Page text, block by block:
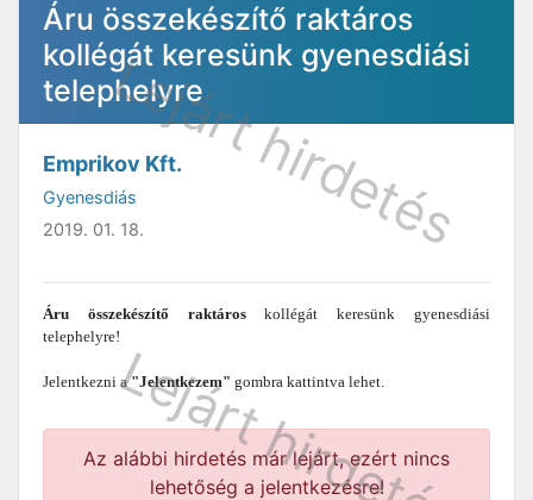
Áru összekészítő raktáros
kollégát keresünk gyenesdiási
telephelyre
Emprikov Kft.
Gyenesdiás
2019. 01. 18.
Áru összekészítő raktároskollégát keresünk gyenesdiási
telephelyre!
Jelentkezni a"Jelentkezem" gombra kattintva lehet.
Az alábbi hirdetés már lejárt, ezért nincs
lehetőség a jelentkezésre!